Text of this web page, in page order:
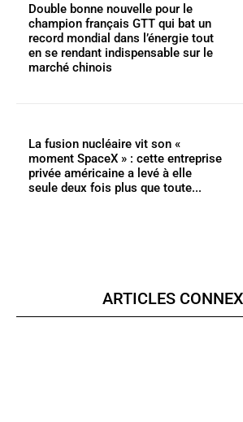
Double bonne nouvelle pour le
champion français GTT qui bat un
record mondial dans l’énergie tout
en se rendant indispensable sur le
marché chinois
La fusion nucléaire vit son «
moment SpaceX » : cette entreprise
privée américaine a levé à elle
seule deux fois plus que toute...
ARTICLES